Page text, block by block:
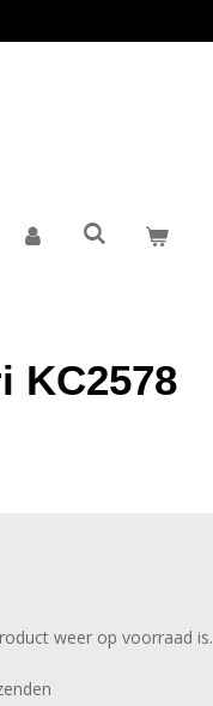
KC2578
weer op voorraad is.